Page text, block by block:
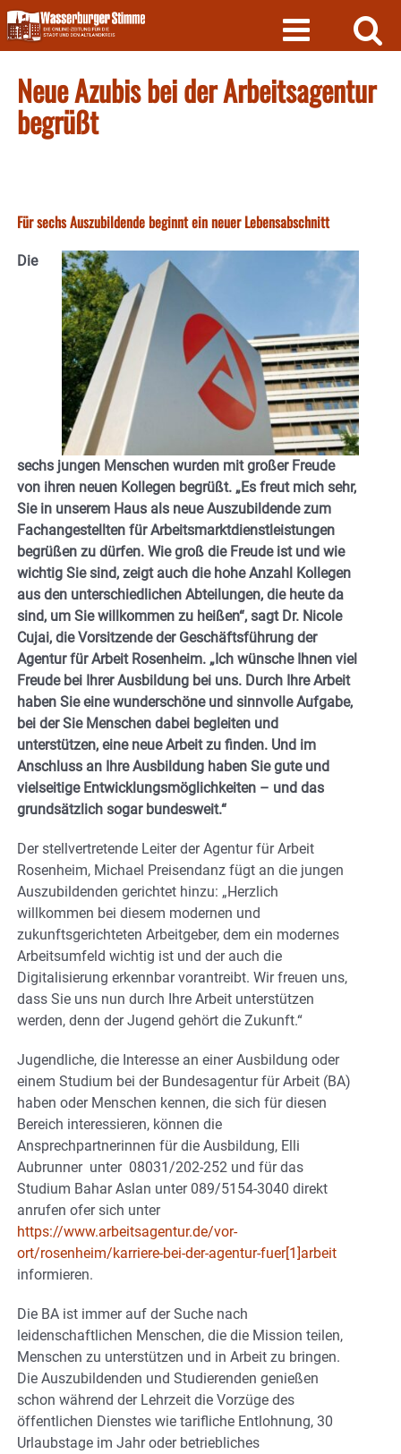
Skip
to
content
Neue Azubis bei der Arbeitsagentur
begrüßt
Für sechs Auszubildende beginnt ein neuer Lebensabschnitt
Die
sechs jungen Menschen wurden mit großer Freude
von ihren neuen Kollegen begrüßt. „Es freut mich sehr,
Sie in unserem Haus als neue Auszubildende zum
Fachangestellten für Arbeitsmarktdienstleistungen
begrüßen zu dürfen. Wie groß die Freude ist und wie
wichtig Sie sind, zeigt auch die hohe Anzahl Kollegen
aus den unterschiedlichen Abteilungen, die heute da
sind, um Sie willkommen zu heißen“, sagt Dr. Nicole
Cujai, die Vorsitzende der Geschäftsführung der
Agentur für Arbeit Rosenheim. „Ich wünsche Ihnen viel
Freude bei Ihrer Ausbildung bei uns. Durch Ihre Arbeit
haben Sie eine wunderschöne und sinnvolle Aufgabe,
bei der Sie Menschen dabei begleiten und
unterstützen, eine neue Arbeit zu finden. Und im
Anschluss an Ihre Ausbildung haben Sie gute und
vielseitige Entwicklungsmöglichkeiten – und das
grundsätzlich sogar bundesweit.“
Der stellvertretende Leiter der Agentur für Arbeit
Rosenheim, Michael Preisendanz fügt an die jungen
Auszubildenden gerichtet hinzu: „Herzlich
willkommen bei diesem modernen und
zukunftsgerichteten Arbeitgeber, dem ein modernes
Arbeitsumfeld wichtig ist und der auch die
Digitalisierung erkennbar vorantreibt. Wir freuen uns,
dass Sie uns nun durch Ihre Arbeit unterstützen
werden, denn der Jugend gehört die Zukunft.“
Jugendliche, die Interesse an einer Ausbildung oder
einem Studium bei der Bundesagentur für Arbeit (BA)
haben oder Menschen kennen, die sich für diesen
Bereich interessieren, können die
Ansprechpartnerinnen für die Ausbildung, Elli
Aubrunner unter 08031/202-252 und für das
Studium Bahar Aslan unter 089/5154-3040 direkt
anrufen ofer sich unter
https://www.arbeitsagentur.de/vor-
ort/rosenheim/karriere-bei-der-agentur-fuer[1]arbeit
informieren.
Die BA ist immer auf der Suche nach
leidenschaftlichen Menschen, die die Mission teilen,
Menschen zu unterstützen und in Arbeit zu bringen.
Die Auszubildenden und Studierenden genießen
schon während der Lehrzeit die Vorzüge des
öffentlichen Dienstes wie tarifliche Entlohnung, 30
Urlaubstage im Jahr oder betriebliches